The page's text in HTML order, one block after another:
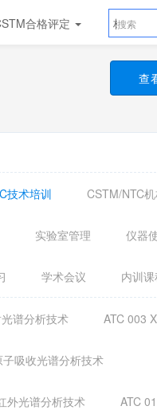
合格评定 标准样品
查
技术培训 CSTM/NTC
实验室管理 仪器
学术会议 内训课
谱分析技术 ATC 003
吸收光谱分析技术
外光谱分析技术 ATC